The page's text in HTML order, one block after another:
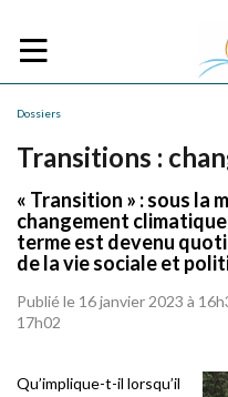
Dossiers
Transitions :
« Transition » : sous la
changement climatique
terme est devenu
de la vie sociale et
Publié le 16 janvier 2023 à
17h02
Qu’implique-t-il lorsqu’il